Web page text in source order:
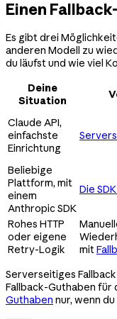
Einen
Es gibt drei
anderen Modell zu
du läufst und wie viel
Deine
Situation
Claude API,
einfachste
Einrichtung
Beliebige
Plattform, mit
einem
Anthropic SDK
Die
Rohes HTTP
oder eigene
Retry-Logik
mit
Serverseitiges
Fallback-Guthaben für
Guthaben nur, wenn